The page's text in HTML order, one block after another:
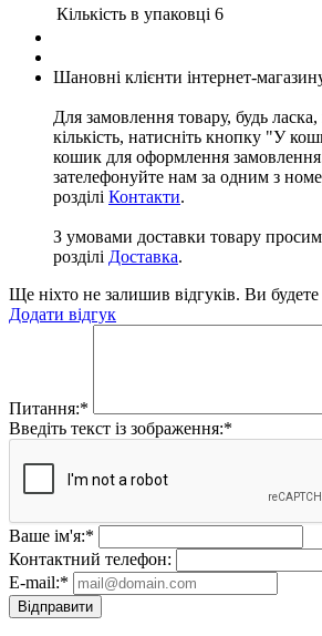
Кількість в упаковці 6
Шановні клієнти інтернет-
Для замовлення товару, будь
кількість, натисніть кнопку "У
кошик для оформлення
зателефонуйте нам за одним з
розділі Контакти.
З умовами доставки товару
розділі Доставка.
Ще ніхто не залишив відгуків. Ви
Додати відгук
Питання:*
Введіть текст із зображення:*
Ваше ім'я:*
Контактний телефон:
E-mail:*
Відправити